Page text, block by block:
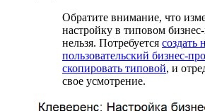
Обратите внимание, что
настройку в типовом
нельзя. Потребуется создать
пользовательский бизнес-
скопировать типовой, и
свое усмотрение.